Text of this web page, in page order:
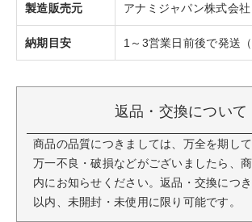
製造販売元 アナミジャパン株式会社
納期目安 1～3営業日前後で発送（
返品・交換について
商品の品質につきましては、万全を期して
万一不良・破損などがございましたら、
内にお知らせください。返品・交換につ
以内、未開封・未使用に限り可能です。